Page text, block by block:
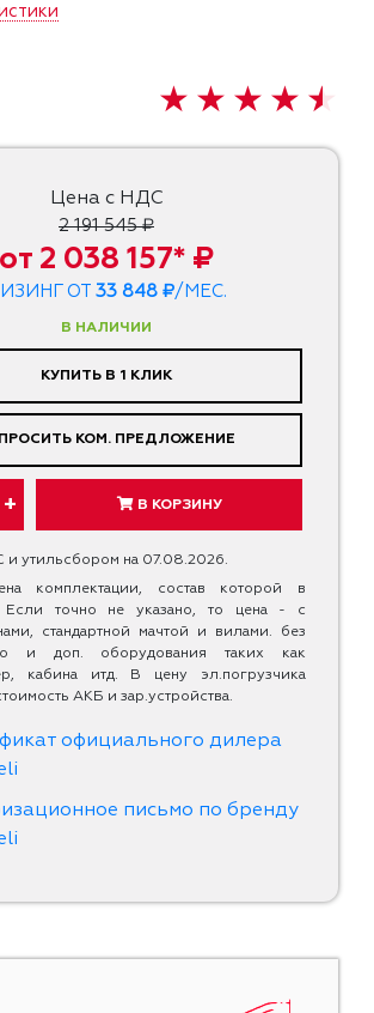
Цена с НДС
2 191 545 ₽
от 2 038 157* ₽
ОТ 33 848 ₽/МЕС.
В НАЛИЧИИ
КУПИТЬ В 1 КЛИК
КОМ. ПРЕДЛОЖЕНИЕ
+ В КОРЗИНУ
и утильсбором на 07.08.2026.
комплектации, состав которой в
Если точно не указано, то цена - с
стандартной мачтой и вилами. без
и доп. оборудования таких как
кабина итд. В цену эл.погрузчика
АКБ и зар.устройства.
официального дилера
письмо по бренду